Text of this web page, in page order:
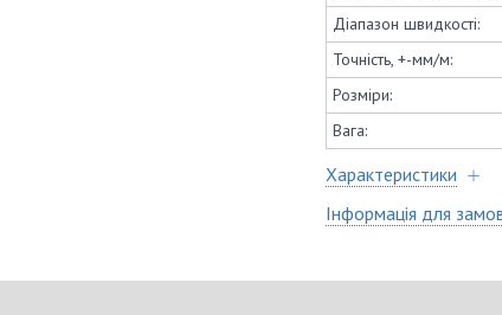
Діапазон швидкості:
Точність, +-мм/м:
Розміри:
Вага:
Характеристики
Інформація для